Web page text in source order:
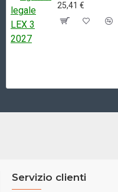
25,41 €
Servizio clienti